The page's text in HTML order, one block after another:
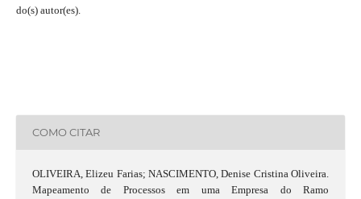
do(s) autor(es).
COMO CITAR
OLIVEIRA, Elizeu Farias; NASCIMENTO, Denise Cristina Oliveira.
Mapeamento de Processos em uma Empresa do Ramo